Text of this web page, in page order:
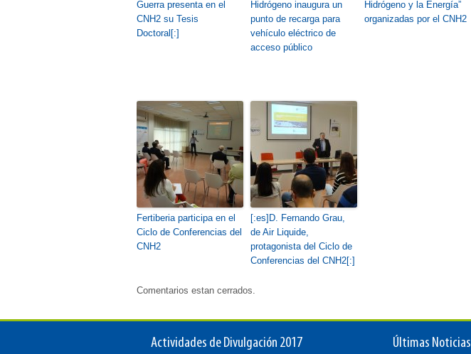
Guerra presenta en el
CNH2 su Tesis
Doctoral[:]
Hidrógeno inaugura un
punto de recarga para
vehículo eléctrico de
acceso público
Hidrógeno y la Energía”
organizadas por el CNH2
Fertiberia participa en el
Ciclo de Conferencias del
CNH2
[:es]D. Fernando Grau,
de Air Liquide,
protagonista del Ciclo de
Conferencias del CNH2[:]
Comentarios estan cerrados.
Actividades de Divulgación 2017 Últimas Noticias